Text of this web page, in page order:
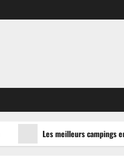
Les meilleurs campings